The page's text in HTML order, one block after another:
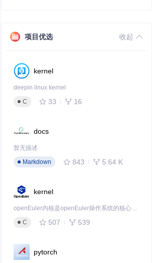
项目优选 收起
kernel
deepin linux kernel
C
33 16
docs
暂无描述
Markdown
843 5.64 K
kernel
openEuler内核是openEuler操作系统的核心，既是系统性能与稳定性的基石，也是连接处理器、设备与服务的桥梁。
C
507 539
pytorch